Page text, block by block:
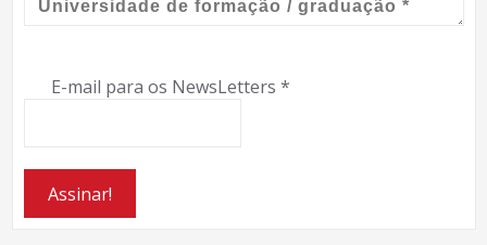
E-mail para os NewsLetters *